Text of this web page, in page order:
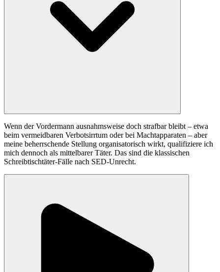
Wenn der Vordermann ausnahmsweise doch strafbar bleibt – etwa
beim vermeidbaren Verbotsirrtum oder bei Machtapparaten – aber
meine beherrschende Stellung organisatorisch wirkt, qualifiziere ich
mich dennoch als mittelbarer Täter. Das sind die klassischen
Schreibtischtäter-Fälle nach SED-Unrecht.